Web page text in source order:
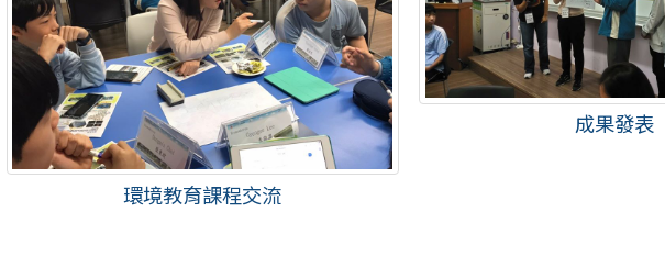
環境教育課程交流
成果發表